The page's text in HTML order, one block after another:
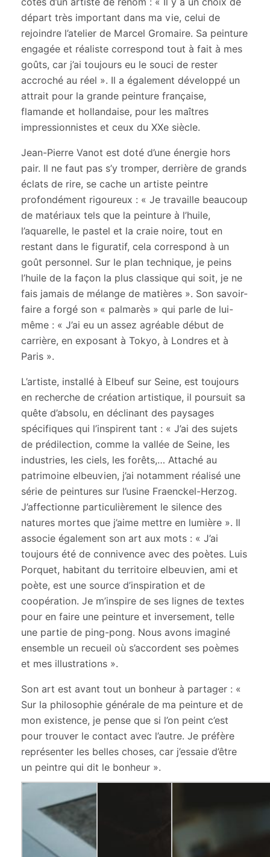
départ très important dans ma vie, celui de
rejoindre l’atelier de Marcel Gromaire. Sa peinture
engagée et réaliste correspond tout à fait à mes
goûts, car j’ai toujours eu le souci de rester
accroché au réel ». Il a également développé un
attrait pour la grande peinture française,
flamande et hollandaise, pour les maîtres
impressionnistes et ceux du XXe siècle.
Jean-Pierre Vanot est doté d’une énergie hors
pair. Il ne faut pas s’y tromper, derrière de grands
éclats de rire, se cache un artiste peintre
profondément rigoureux : « Je travaille beaucoup
de matériaux tels que la peinture à l’huile,
l’aquarelle, le pastel et la craie noire, tout en
restant dans le figuratif, cela correspond à un
goût personnel. Sur le plan technique, je peins
l’huile de la façon la plus classique qui soit, je ne
fais jamais de mélange de matières ». Son savoir-
faire a forgé son « palmarès » qui parle de lui-
même : « J’ai eu un assez agréable début de
carrière, en exposant à Tokyo, à Londres et à
Paris ».
L’artiste, installé à Elbeuf sur Seine, est toujours
en recherche de création artistique, il poursuit sa
quête d’absolu, en déclinant des paysages
spécifiques qui l’inspirent tant : « J’ai des sujets
de prédilection, comme la vallée de Seine, les
industries, les ciels, les forêts,… Attaché au
patrimoine elbeuvien, j’ai notamment réalisé une
série de peintures sur l’usine Fraenckel-Herzog.
J’affectionne particulièrement le silence des
natures mortes que j’aime mettre en lumière ». Il
associe également son art aux mots : « J’ai
toujours été de connivence avec des poètes. Luis
Porquet, habitant du territoire elbeuvien, ami et
poète, est une source d’inspiration et de
coopération. Je m’inspire de ses lignes de textes
pour en faire une peinture et inversement, telle
une partie de ping-pong. Nous avons imaginé
ensemble un recueil où s’accordent ses poèmes
et mes illustrations ».
Son art est avant tout un bonheur à partager : «
Sur la philosophie générale de ma peinture et de
mon existence, je pense que si l’on peint c’est
pour trouver le contact avec l’autre. Je préfère
représenter les belles choses, car j’essaie d’être
un peintre qui dit le bonheur ».